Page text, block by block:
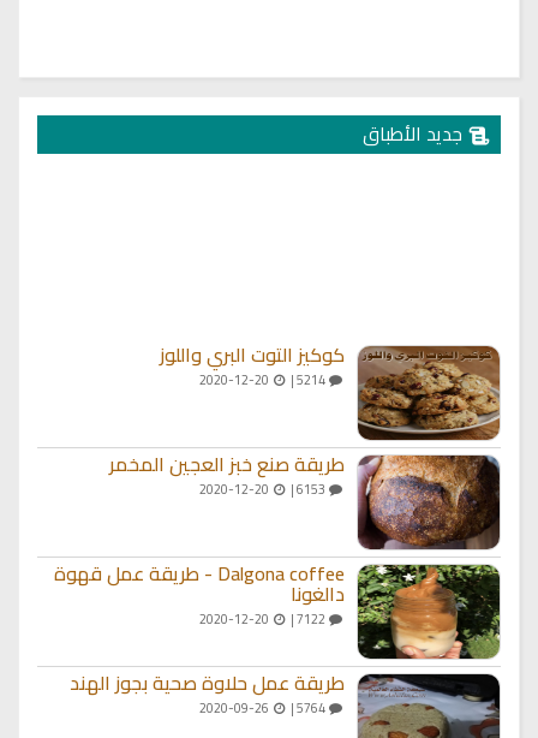
جديد الأطباق
كوكيز التوت البري واللوز
5214 |
طريقة صنع خبز العجين المخمر
Dalgona coffee - طريقة عمل قهوة
دالغونا
طريقة عمل حلاوة صحية بجوز الهند
5764 |